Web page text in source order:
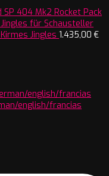
Jingles 1.435,00 €
english/francias